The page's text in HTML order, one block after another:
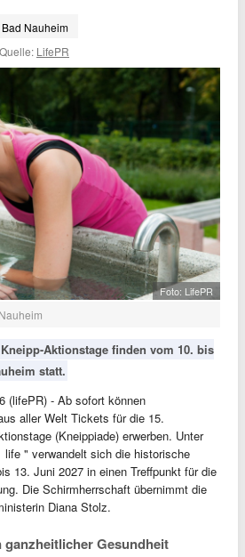
Nauheim
Quelle: LifePR
Foto: LifePR
Aktionstage finden vom 10. bis
statt.
(lifePR) - Ab sofort können
aller Welt Tickets für die 15.
(Kneippiade) erwerben. Unter
" verwandelt sich die historische
13. Juni 2027 in einen Treffpunkt für die
Die Schirmherrschaft übernimmt die
Diana Stolz.
ganzheitlicher Gesundheit